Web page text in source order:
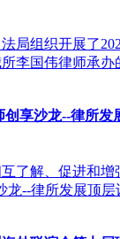
局组织开展了
李国伟律师承办
享沙龙--律所
了解、促进和
--律所发展顶层